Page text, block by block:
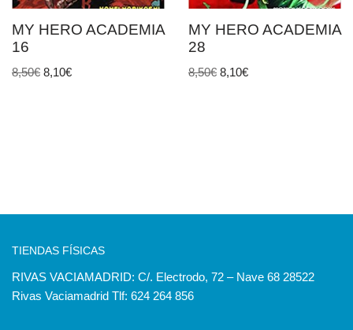
MY HERO ACADEMIA
16
8,50€ 8,10€
MY HERO ACADEMIA
28
8,50€ 8,10€
TIENDAS FÍSICAS
RIVAS VACIAMADRID: C/. Electrodo, 72 – Nave 68 28522
Rivas Vaciamadrid Tlf: 624 264 856